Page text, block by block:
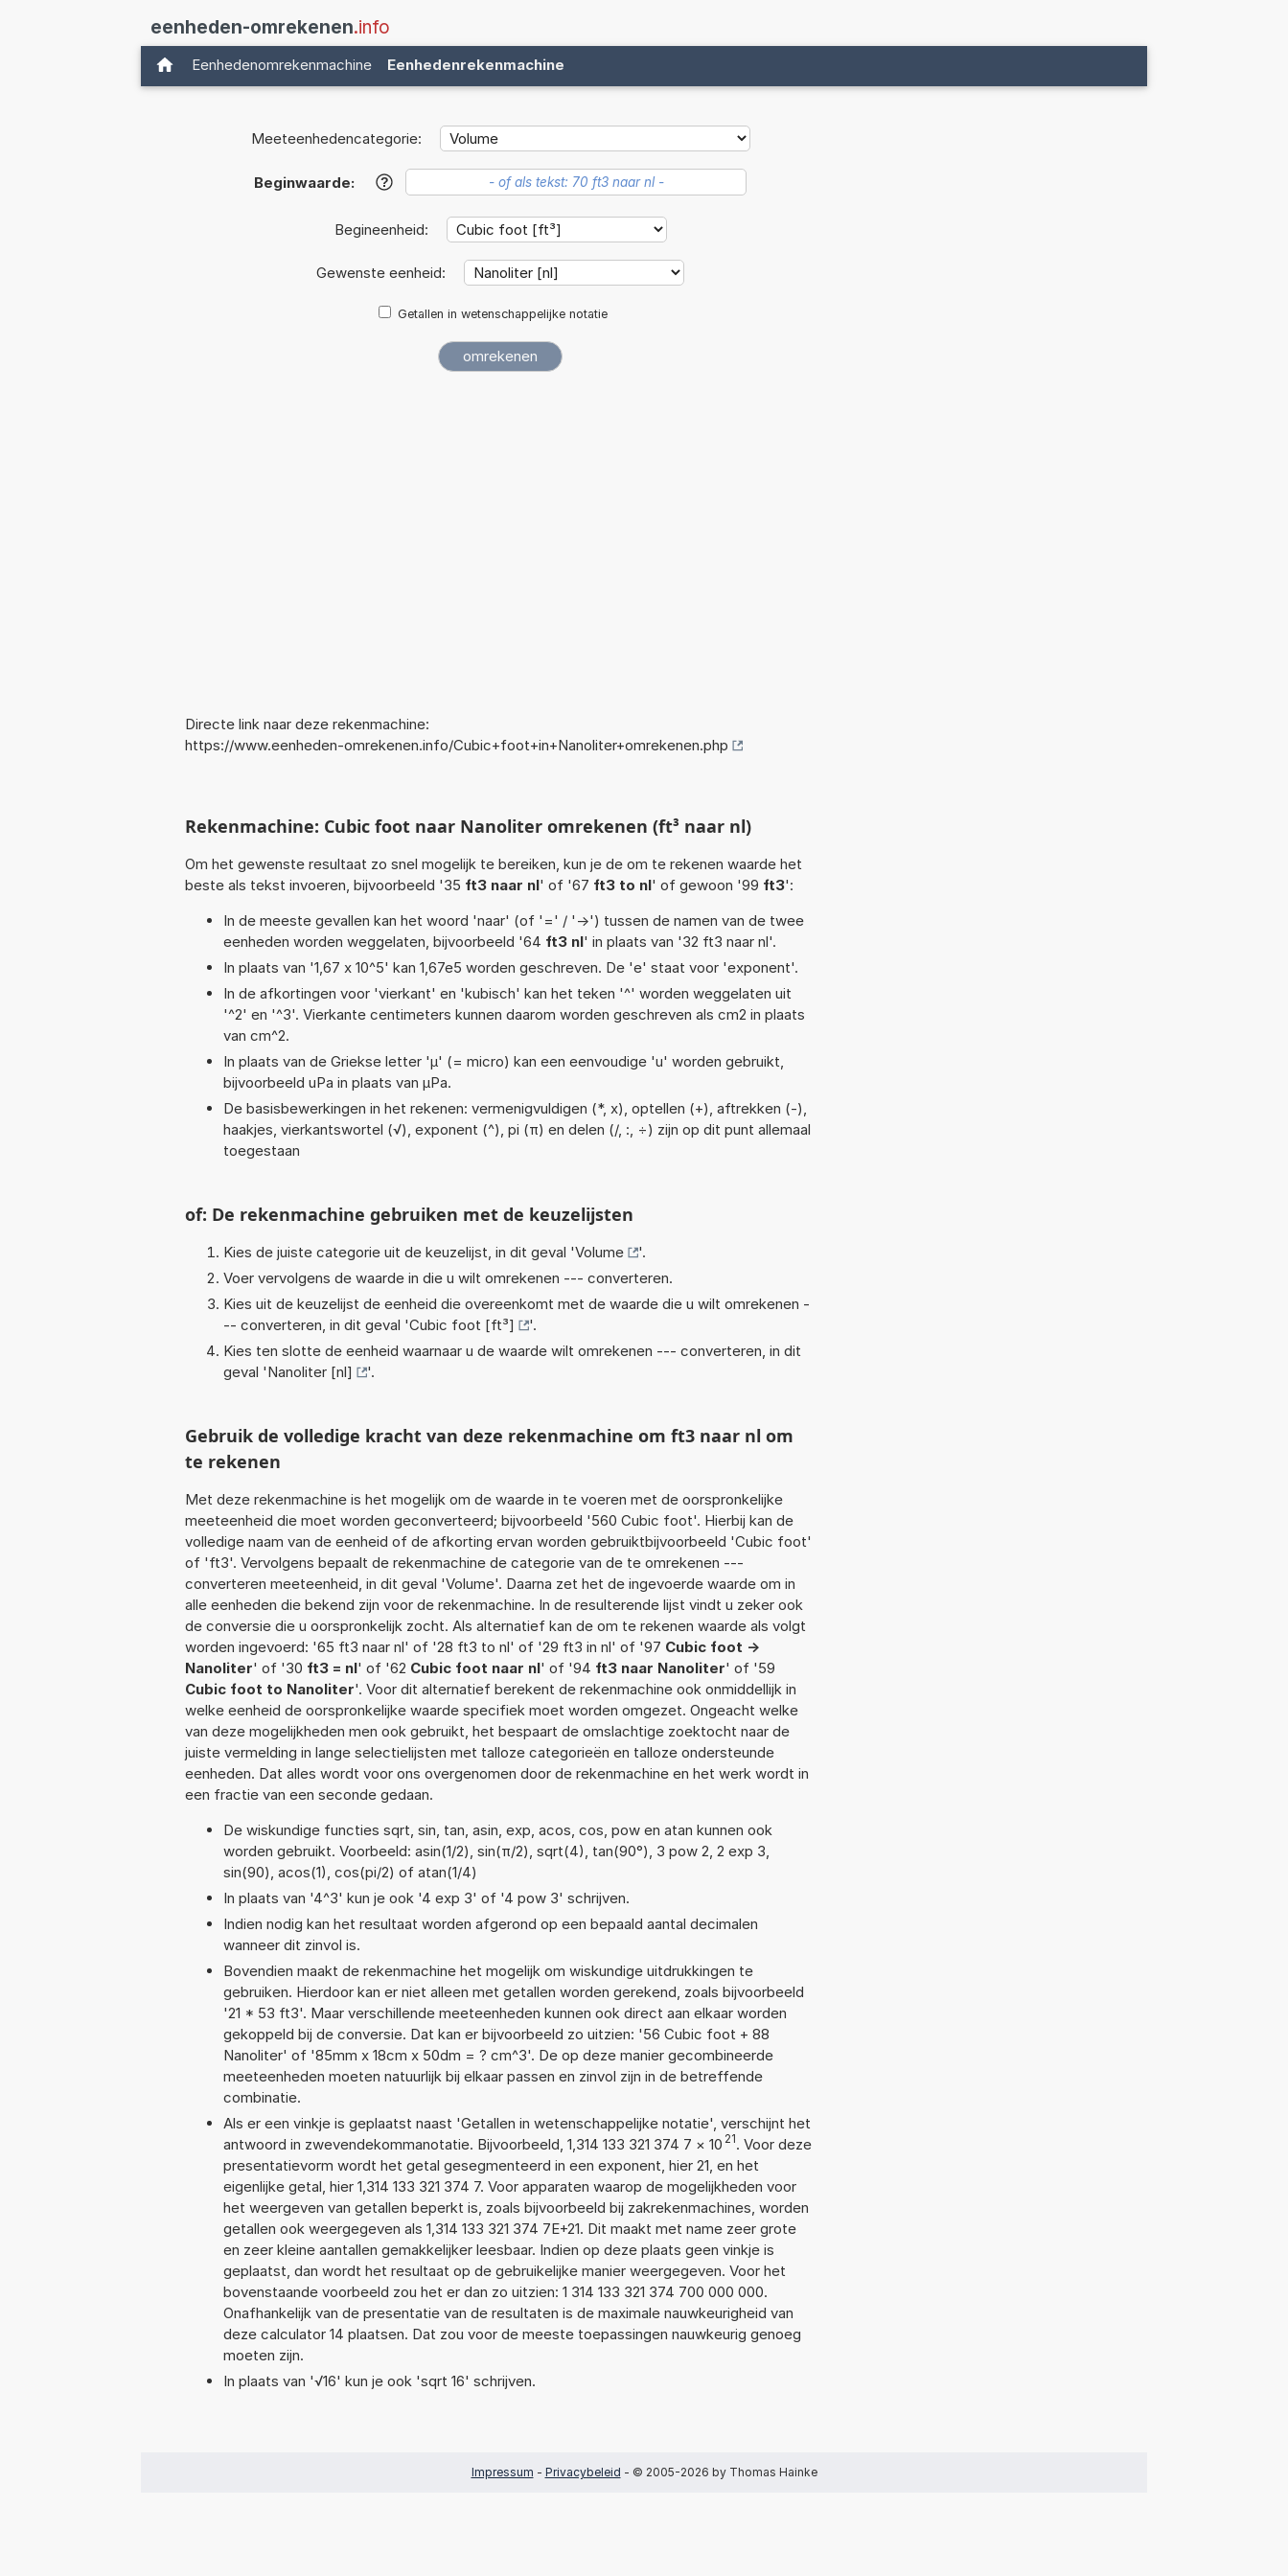
eenheden-omrekenen.info
Eenhedenomrekenmachine Eenhedenrekenmachine
Meeteenhedencategorie:
Beginwaarde: ?
Begineenheid:
Gewenste eenheid:
Getallen in wetenschappelijke notatie
Directe link naar deze rekenmachine:
https://www.eenheden-omrekenen.info/Cubic+foot+in+Nanoliter+omrekenen.php
Rekenmachine: Cubic foot naar Nanoliter omrekenen (ft³ naar nl)
Om het gewenste resultaat zo snel mogelijk te bereiken, kun je de om te rekenen waarde het
beste als tekst invoeren, bijvoorbeeld '35 ft3 naar nl' of '67 ft3 to nl' of gewoon '99 ft3':
In de meeste gevallen kan het woord 'naar' (of '=' / '->') tussen de namen van de twee
eenheden worden weggelaten, bijvoorbeeld '64 ft3 nl' in plaats van '32 ft3 naar nl'.
In plaats van '1,67 x 10^5' kan 1,67e5 worden geschreven. De 'e' staat voor 'exponent'.
In de afkortingen voor 'vierkant' en 'kubisch' kan het teken '^' worden weggelaten uit
'^2' en '^3'. Vierkante centimeters kunnen daarom worden geschreven als cm2 in plaats
van cm^2.
In plaats van de Griekse letter 'µ' (= micro) kan een eenvoudige 'u' worden gebruikt,
bijvoorbeeld uPa in plaats van µPa.
De basisbewerkingen in het rekenen: vermenigvuldigen (*, x), optellen (+), aftrekken (-),
haakjes, vierkantswortel (√), exponent (^), pi (π) en delen (/, :, ÷) zijn op dit punt allemaal
toegestaan
of: De rekenmachine gebruiken met de keuzelijsten
Kies de juiste categorie uit de keuzelijst, in dit geval 'Volume
'.
Voer vervolgens de waarde in die u wilt omrekenen --- converteren.
Kies uit de keuzelijst de eenheid die overeenkomt met de waarde die u wilt omrekenen -
-- converteren, in dit geval 'Cubic foot [ft³]
'.
Kies ten slotte de eenheid waarnaar u de waarde wilt omrekenen --- converteren, in dit
geval 'Nanoliter [nl] '.
Gebruik de volledige kracht van deze rekenmachine om ft3 naar nl om
te rekenen
Met deze rekenmachine is het mogelijk om de waarde in te voeren met de oorspronkelijke
meeteenheid die moet worden geconverteerd; bijvoorbeeld '560 Cubic foot'. Hierbij kan de
volledige naam van de eenheid of de afkorting ervan worden gebruiktbijvoorbeeld 'Cubic foot'
of 'ft3'. Vervolgens bepaalt de rekenmachine de categorie van de te omrekenen ---
converteren meeteenheid, in dit geval 'Volume'. Daarna zet het de ingevoerde waarde om in
alle eenheden die bekend zijn voor de rekenmachine. In de resulterende lijst vindt u zeker ook
de conversie die u oorspronkelijk zocht. Als alternatief kan de om te rekenen waarde als volgt
worden ingevoerd: '65 ft3 naar nl' of '28 ft3 to nl' of '29 ft3 in nl' of '97 Cubic foot ->
Nanoliter' of '30 ft3 = nl' of '62 Cubic foot naar nl' of '94 ft3 naar Nanoliter' of '59
Cubic foot to Nanoliter'. Voor dit alternatief berekent de rekenmachine ook onmiddellijk in
welke eenheid de oorspronkelijke waarde specifiek moet worden omgezet. Ongeacht welke
van deze mogelijkheden men ook gebruikt, het bespaart de omslachtige zoektocht naar de
juiste vermelding in lange selectielijsten met talloze categorieën en talloze ondersteunde
eenheden. Dat alles wordt voor ons overgenomen door de rekenmachine en het werk wordt in
een fractie van een seconde gedaan.
De wiskundige functies sqrt, sin, tan, asin, exp, acos, cos, pow en atan kunnen ook
worden gebruikt. Voorbeeld: asin(1/2), sin(π/2), sqrt(4), tan(90°), 3 pow 2, 2 exp 3,
sin(90), acos(1), cos(pi/2) of atan(1/4)
In plaats van '4^3' kun je ook '4 exp 3' of '4 pow 3' schrijven.
Indien nodig kan het resultaat worden afgerond op een bepaald aantal decimalen
wanneer dit zinvol is.
Bovendien maakt de rekenmachine het mogelijk om wiskundige uitdrukkingen te
gebruiken. Hierdoor kan er niet alleen met getallen worden gerekend, zoals bijvoorbeeld
'21 * 53 ft3'. Maar verschillende meeteenheden kunnen ook direct aan elkaar worden
gekoppeld bij de conversie. Dat kan er bijvoorbeeld zo uitzien: '56 Cubic foot + 88
Nanoliter' of '85mm x 18cm x 50dm = ? cm^3'. De op deze manier gecombineerde
meeteenheden moeten natuurlijk bij elkaar passen en zinvol zijn in de betreffende
combinatie.
Als er een vinkje is geplaatst naast 'Getallen in wetenschappelijke notatie', verschijnt het
antwoord in zwevendekommanotatie. Bijvoorbeeld, 1,314 133 321 374 7 × 10 21. Voor deze
presentatievorm wordt het getal gesegmenteerd in een exponent, hier 21, en het
eigenlijke getal, hier 1,314 133 321 374 7. Voor apparaten waarop de mogelijkheden voor
het weergeven van getallen beperkt is, zoals bijvoorbeeld bij zakrekenmachines, worden
getallen ook weergegeven als 1,314 133 321 374 7E+21. Dit maakt met name zeer grote
en zeer kleine aantallen gemakkelijker leesbaar. Indien op deze plaats geen vinkje is
geplaatst, dan wordt het resultaat op de gebruikelijke manier weergegeven. Voor het
bovenstaande voorbeeld zou het er dan zo uitzien: 1 314 133 321 374 700 000 000.
Onafhankelijk van de presentatie van de resultaten is de maximale nauwkeurigheid van
deze calculator 14 plaatsen. Dat zou voor de meeste toepassingen nauwkeurig genoeg
moeten zijn.
In plaats van '√16' kun je ook 'sqrt 16' schrijven.
Impressum - Privacybeleid - © 2005-2026 by Thomas Hainke